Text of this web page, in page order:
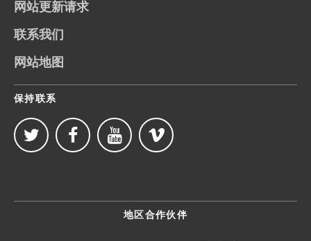
网站更新请求
联系我们
网站地图
保持联系
地区合作伙伴